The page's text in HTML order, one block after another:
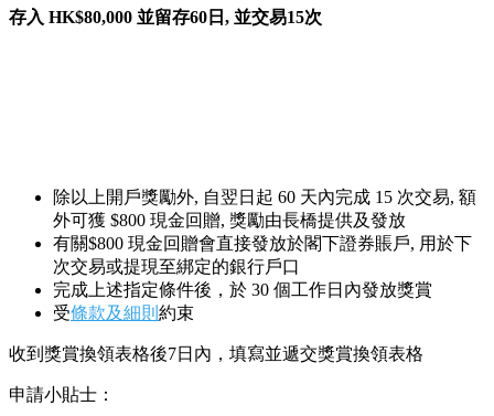
存入 HK$80,000 並留存60日, 並交易15次
除以上開戶獎勵外, 自翌日起 60 天內完成 15 次交易, 額
外可獲 $800 現金回贈, 獎勵由長橋提供及發放
有關$800 現金回贈會直接發放於閣下證券賬戶, 用於下
次交易或提現至綁定的銀行戶口
完成上述指定條件後，於 30 個工作日內發放獎賞
受條款及細則 約束
收到獎賞換領表格後7日內，填寫並遞交獎賞換領表格
申請小貼士：